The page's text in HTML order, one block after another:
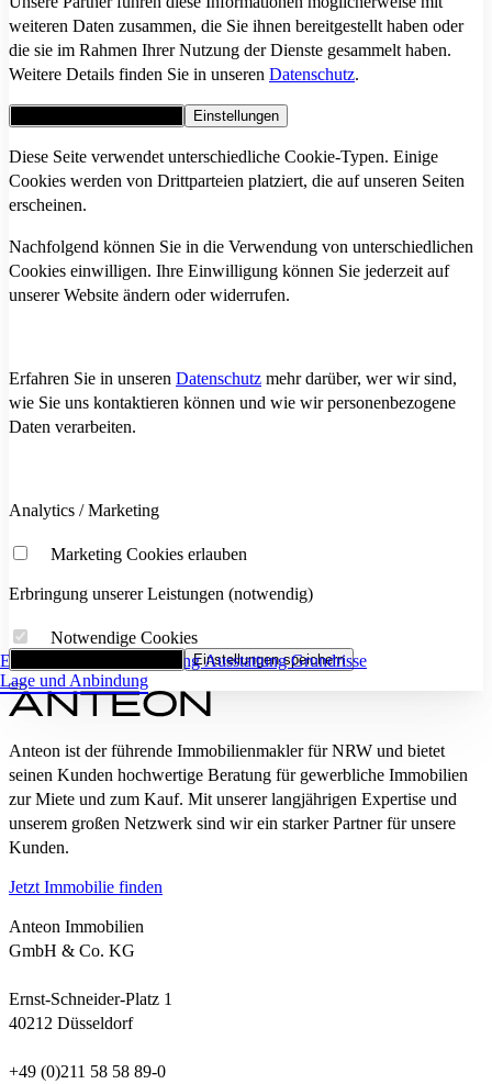
Eckdaten FlächenaufstellungAusstattungGrundrisse
Lage und Anbindung
weiteren Daten zusammen, die Sie ihnen bereitgestellt haben oder
die sie im Rahmen Ihrer Nutzung der Dienste gesammelt haben.
Weitere Details finden Sie in unseren Datenschutz.
Einstellungen
Diese Seite verwendet unterschiedliche Cookie-Typen. Einige
Cookies werden von Drittparteien platziert, die auf unseren Seiten
erscheinen.
Nachfolgend können Sie in die Verwendung von unterschiedlichen
Cookies einwilligen. Ihre Einwilligung können Sie jederzeit auf
unserer Website ändern oder widerrufen.
Erfahren Sie in unseren Datenschutz mehr darüber, wer wir sind,
wie Sie uns kontaktieren können und wie wir personenbezogene
Daten verarbeiten.
Analytics / Marketing
Marketing Cookies erlauben
Erbringung unserer Leistungen (notwendig)
Notwendige Cookies
Einstellungen speichern
Anteon ist der führende Immobilienmakler für NRW und bietet
seinen Kunden hochwertige Beratung für gewerbliche Immobilien
zur Miete und zum Kauf. Mit unserer langjährigen Expertise und
unserem großen Netzwerk sind wir ein starker Partner für unsere
Kunden.
Jetzt Immobilie finden
Anteon Immobilien
GmbH & Co. KG
Ernst-Schneider-Platz 1
40212 Düsseldorf
+49 (0)211 58 58 89-0